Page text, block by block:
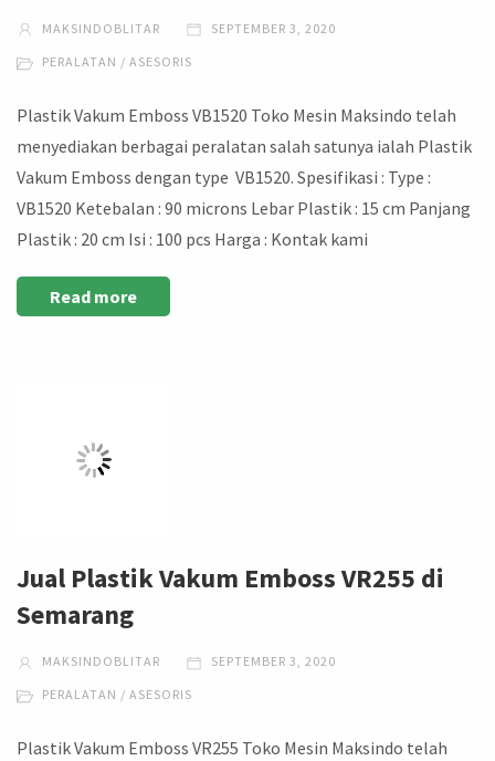
MAKSINDOBLITAR SEPTEMBER 3, 2020
PERALATAN / ASESORIS
Plastik Vakum Emboss VB1520 Toko Mesin Maksindo telah
menyediakan berbagai peralatan salah satunya ialah Plastik
Vakum Emboss dengan type VB1520. Spesifikasi : Type :
VB1520 Ketebalan : 90 microns Lebar Plastik : 15 cm Panjang
Plastik : 20 cm Isi : 100 pcs Harga : Kontak kami
Read more
Jual Plastik Vakum Emboss VR255 di
Semarang
MAKSINDOBLITAR SEPTEMBER 3, 2020
PERALATAN / ASESORIS
Plastik Vakum Emboss VR255 Toko Mesin Maksindo telah